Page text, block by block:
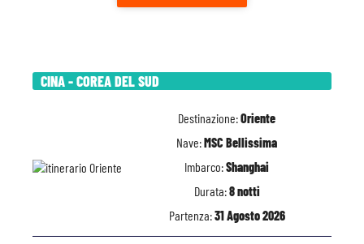
CINA - COREA DEL SUD
Destinazione:Oriente
Nave:MSC Bellissima
Imbarco:Shanghai
Durata:8 notti
Partenza:31 Agosto 2026